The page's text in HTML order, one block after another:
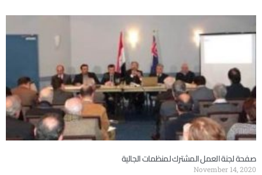
صفحة لجنة العمل المشترك لمنظمات الجالية
November 14, 2020